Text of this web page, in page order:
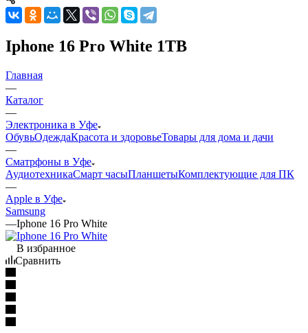
Iphone 16 Pro White 1TB
Главная
—
Каталог
—
Электроника в Уфе
ОбувьОдеждаКрасота и здоровьеТовары для дома и дачи
—
Сматрфоны в Уфе
АудиотехникаСмарт часыПланшетыКомплектующие для ПК
—
Apple в Уфе
Samsung
—Iphone 16 Pro White
В избранное
Сравнить